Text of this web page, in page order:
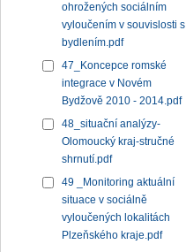
ohrožených sociálním
vyloučením v souvislosti s
bydlením.pdf
47_Koncepce romské
integrace v Novém
Bydžově 2010 - 2014.pdf
48_situační analýzy-
Olomoucký kraj-stručné
shrnutí.pdf
49 _Monitoring aktuální
situace v sociálně
vyloučených lokalitách
Plzeňského kraje.pdf